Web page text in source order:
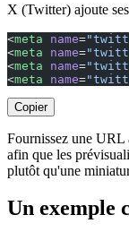
X (Twitter) ajoute
<meta name=
<meta name=
<meta name=
<meta name=
Copier
Fournissez une URL
afin que les
plutôt qu'une
Un exemple